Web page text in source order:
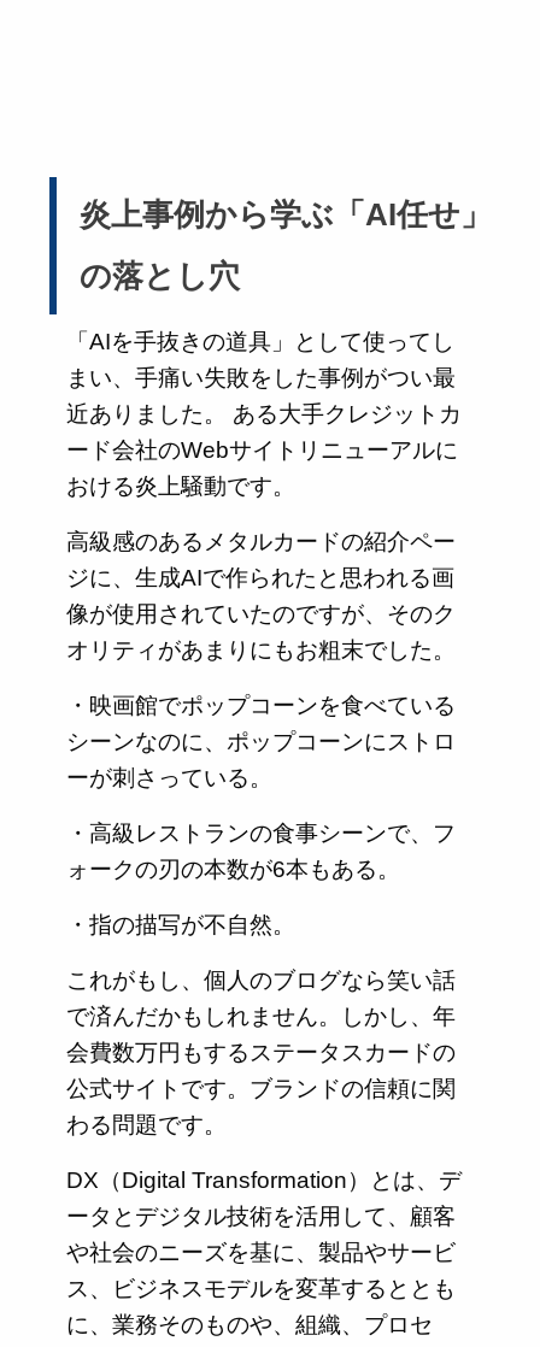
炎上事例から学ぶ「AI任せ」
の落とし穴
「AIを手抜きの道具」として使ってし
まい、手痛い失敗をした事例がつい最
近ありました。 ある大手クレジットカ
ード会社のWebサイトリニューアルに
おける炎上騒動です。
高級感のあるメタルカードの紹介ペー
ジに、生成AIで作られたと思われる画
像が使用されていたのですが、そのク
オリティがあまりにもお粗末でした。
・映画館でポップコーンを食べている
シーンなのに、ポップコーンにストロ
ーが刺さっている。
・高級レストランの食事シーンで、フ
ォークの刃の本数が6本もある。
・指の描写が不自然。
これがもし、個人のブログなら笑い話
で済んだかもしれません。しかし、年
会費数万円もするステータスカードの
公式サイトです。ブランドの信頼に関
わる問題です。
DX（Digital Transformation）とは、デ
ータとデジタル技術を活用して、顧客
や社会のニーズを基に、製品やサービ
ス、ビジネスモデルを変革するととも
に、業務そのものや、組織、プロセ